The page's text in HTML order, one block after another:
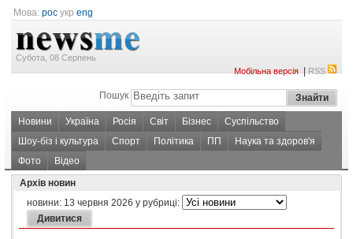
Мова: рос укр eng
Субота, 08 Серпень
Мобільна версія|RSS
Пошук
Новини Україна Росія Світ Бізнес
Суспільство
Шоу-біз і культура
Спорт Політика ПП
Наука та здоров'я
Фото
Відео
Архів новин
новини: 13 червня 2026 у рубриці: